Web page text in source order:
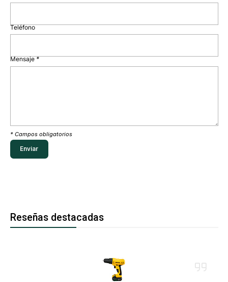
Teléfono
Mensaje *
* Campos obligatorios
Reseñas destacadas